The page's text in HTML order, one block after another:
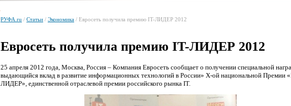
РУФА.ru / Статьи / Экономика / Евросеть получила премию IT-ЛИДЕР 2012
Евросеть получила премию IT-ЛИДЕР 2012
25 апреля 2012 года, Москва, Россия – Компания Евросеть сообщает о получении специальной
выдающийся вклад в развитие информационных технологий в России» Х-ой национальной Премии
ЛИДЕР», единственной отраслевой премии российского рынка IT.